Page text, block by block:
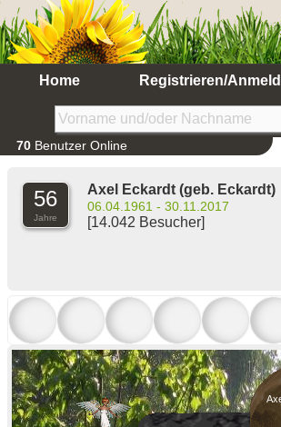
Home Registrieren/
70 Benutzer Online
56
Jahre
Axel Eckardt (geb. Eckardt)
06.04.1961 - 30.11.2017
[14.042 Besucher]